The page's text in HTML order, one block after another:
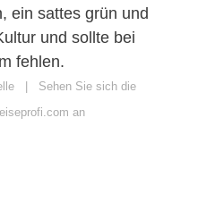
ein sattes grün und
und sollte bei
fehlen.
Sehen Sie sich die
an